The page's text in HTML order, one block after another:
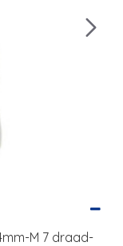
M 7 draad-